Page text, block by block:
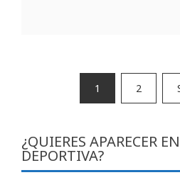
Paginación
entradas
1 2
¿QUIERES APARECER
DEPORTIVA?